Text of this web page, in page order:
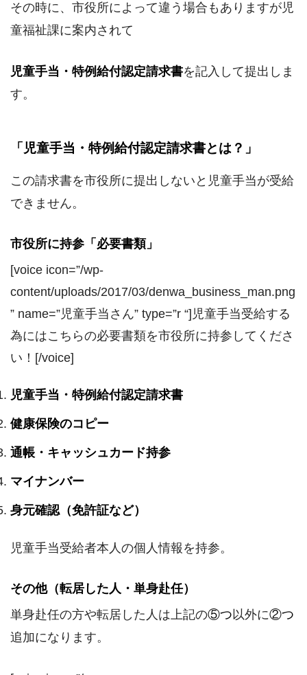
その時に、市役所によって違う場合もありますが児
童福祉課に案内されて
児童手当・特例給付認定請求書を記入して提出しま
す。
「児童手当・特例給付認定請求書とは？」
この請求書を市役所に提出しないと児童手当が受給
できません。
市役所に持参「必要書類」
[voice icon=”/wp-
content/uploads/2017/03/denwa_business_man.png
” name=”児童手当さん” type=”r “]児童手当受給する
為にはこちらの必要書類を市役所に持参してくださ
い！[/voice]
児童手当・特例給付認定請求書
健康保険のコピー
通帳・キャッシュカード持参
マイナンバー
身元確認（免許証など）
児童手当受給者本人の個人情報を持参。
その他（転居した人・単身赴任）
単身赴任の方や転居した人は上記の⑤つ以外に②つ
追加になります。